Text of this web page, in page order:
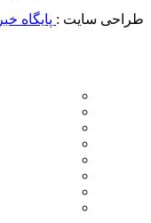
طراحی سایت : پایگاه